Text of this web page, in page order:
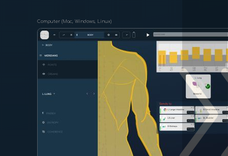
Computer (Mac, Windows, Linux)